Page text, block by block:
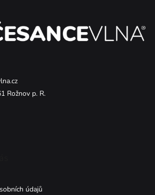
Rožnov p. R.
údajů